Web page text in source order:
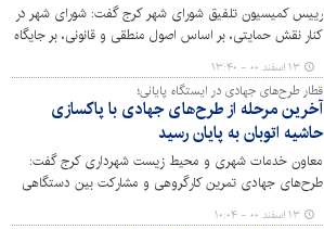
رییس کمیسیون تلفیق شورای شهر کرج گفت: شورای شهر در
کنار نقش حمایتی، بر اساس اصول منطقی و قانونی، بر جایگاه
نظارتی خود بر عملکرد شهرداری به بهترین شکل تمرکز کرده
است.
۱۳ اسفند ۰۰ - ۱۳:۴۰
قطار طرح‌های جهادی در ایستگاه پایانی؛
آخرین مرحله از طرح‌های جهادی با پاکسازی
حاشیه اتوبان به پایان رسید
معاون خدمات شهری و محیط زیست شهرداری کرج گفت:
طرح‌های جهادی تمرین کارگروهی و مشارکت بین دستگاهی
برای حل مشکلات مردم بود.
۱۳ اسفند ۰۰ - ۱۰:۰۴